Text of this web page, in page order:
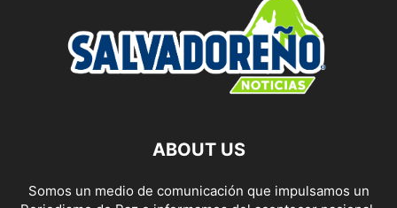
ABOUT US
Somos un medio de comunicación que impulsamos un